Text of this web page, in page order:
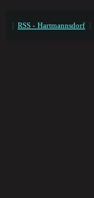
| RSS - Hartmannsdorf |